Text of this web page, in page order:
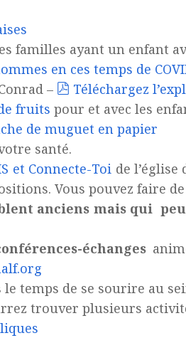
familles ayant un enfant
en ces temps de
–
Téléchargez
fruits pour et avec les
de muguet en papier
santé.
et Connecte-Toi de
Vous pouvez faire
anciens mais qui
échanges
temps de se sourire au
trouver plusieurs